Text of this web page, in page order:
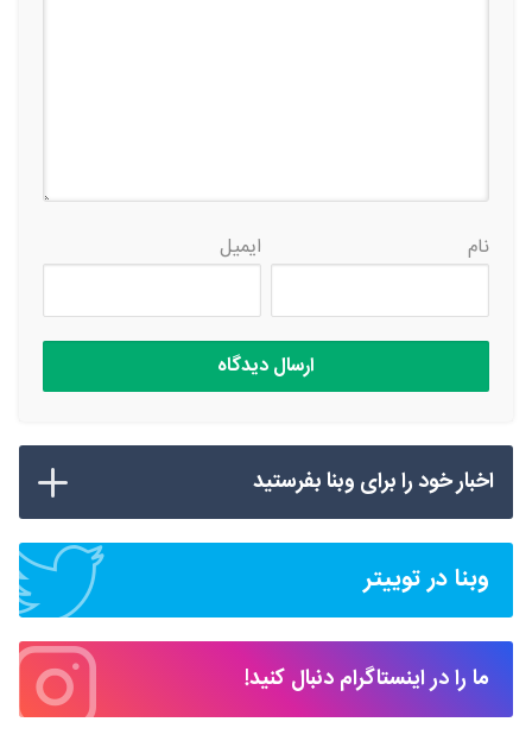
نام ایمیل
اخبار خود را برای وبنا بفرستید
وبنا در توییتر
ما را در اینستاگرام دنبال کنید!